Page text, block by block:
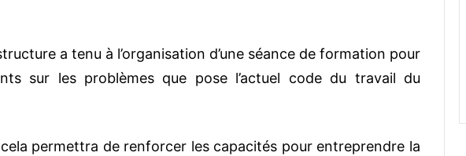
a tenu à l’organisation d’une séance de formation pour
sur les problèmes que pose l’actuel code du travail du
permettra de renforcer les capacités pour entreprendre la